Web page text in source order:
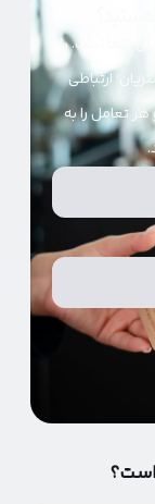
شما است. با
ارتباطی
تعامل را به
است؟